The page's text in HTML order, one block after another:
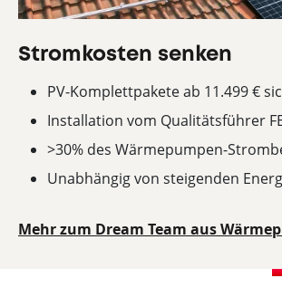
Stromkosten senken
PV-Komplettpakete ab 11.499 €
Installation vom Qualitätsführer
>30% des Wärmepumpen-
Unabhängig von steigenden
Mehr zum Dream Team aus